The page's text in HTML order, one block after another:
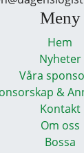
Meny
Hem
Nyheter
Våra
&
Kontakt
Om oss
Bossa